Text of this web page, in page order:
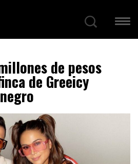
de pesos
de Greeicy